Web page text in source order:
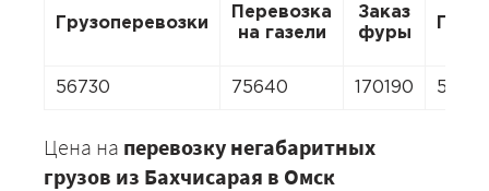
Грузоперевозки
Перевозка
на газели
Заказ
фуры
56730 75640 170190
Цена на перевозку негабаритных
грузов из Бахчисарая в Омск